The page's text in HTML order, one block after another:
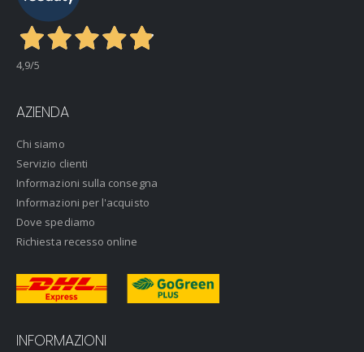
4,9/5
AZIENDA
Chi siamo
Servizio clienti
Informazioni sulla consegna
Informazioni per l'acquisto
Dove spediamo
Richiesta recesso online
INFORMAZIONI